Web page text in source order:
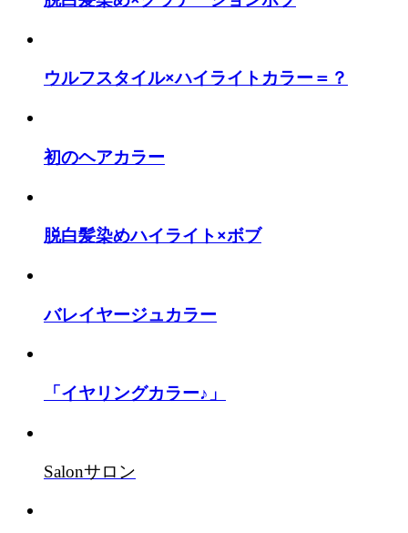
ウルフスタイル×ハイライトカラー＝？
初のヘアカラー
脱白髪染めハイライト×ボブ
バレイヤージュカラー
「イヤリングカラー♪」
Salonサロン